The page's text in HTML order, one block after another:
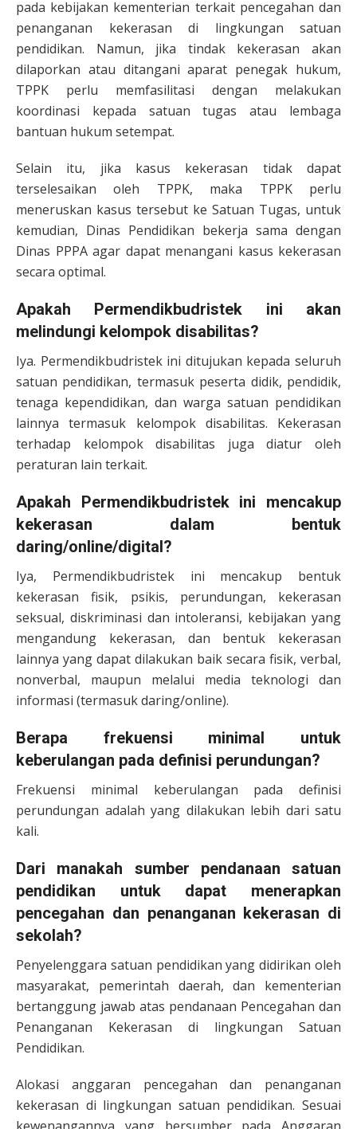
pada kebijakan kementerian terkait pencegahan dan
penanganan kekerasan di lingkungan satuan
pendidikan. Namun, jika tindak kekerasan akan
dilaporkan atau ditangani aparat penegak hukum,
TPPK perlu memfasilitasi dengan melakukan
koordinasi kepada satuan tugas atau lembaga
bantuan hukum setempat.
Selain itu, jika kasus kekerasan tidak dapat
terselesaikan oleh TPPK, maka TPPK perlu
meneruskan kasus tersebut ke Satuan Tugas, untuk
kemudian, Dinas Pendidikan bekerja sama dengan
Dinas PPPA agar dapat menangani kasus kekerasan
secara optimal.
Apakah Permendikbudristek ini akan
melindungi kelompok disabilitas?
Iya. Permendikbudristek ini ditujukan kepada seluruh
satuan pendidikan, termasuk peserta didik, pendidik,
tenaga kependidikan, dan warga satuan pendidikan
lainnya termasuk kelompok disabilitas. Kekerasan
terhadap kelompok disabilitas juga diatur oleh
peraturan lain terkait.
Apakah Permendikbudristek ini mencakup
kekerasan dalam bentuk
daring/online/digital?
Iya, Permendikbudristek ini mencakup bentuk
kekerasan fisik, psikis, perundungan, kekerasan
seksual, diskriminasi dan intoleransi, kebijakan yang
mengandung kekerasan, dan bentuk kekerasan
lainnya yang dapat dilakukan baik secara fisik, verbal,
nonverbal, maupun melalui media teknologi dan
informasi (termasuk daring/online).
Berapa frekuensi minimal untuk
keberulangan pada definisi perundungan?
Frekuensi minimal keberulangan pada definisi
perundungan adalah yang dilakukan lebih dari satu
kali.
Dari manakah sumber pendanaan satuan
pendidikan untuk dapat menerapkan
pencegahan dan penanganan kekerasan di
sekolah?
Penyelenggara satuan pendidikan yang didirikan oleh
masyarakat, pemerintah daerah, dan kementerian
bertanggung jawab atas pendanaan Pencegahan dan
Penanganan Kekerasan di lingkungan Satuan
Pendidikan.
Alokasi anggaran pencegahan dan penanganan
kekerasan di lingkungan satuan pendidikan. Sesuai